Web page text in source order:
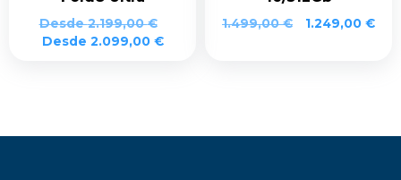
Desde2.199,00€
Desde 2.099,00 €
1.499,00€ 1.249,00 €